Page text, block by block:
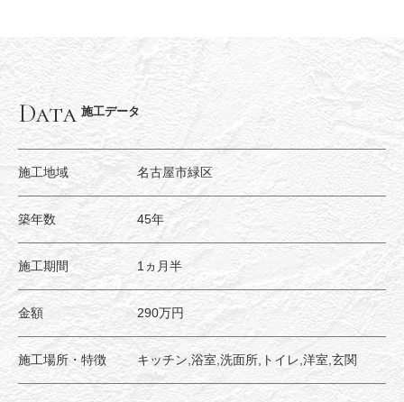
Data 施工データ
施工地域 名古屋市緑区
築年数 45年
施工期間 1ヵ月半
金額 290万円
施工場所・特徴 キッチン,浴室,洗面所,トイレ,洋室,玄関